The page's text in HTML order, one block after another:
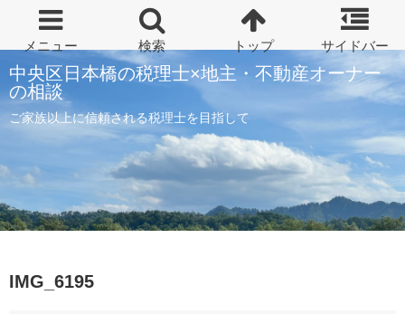
中央区日本橋の税理士×地主・不動産オーナー
の相談
ご家族以上に信頼される税理士を目指して
IMG_6195